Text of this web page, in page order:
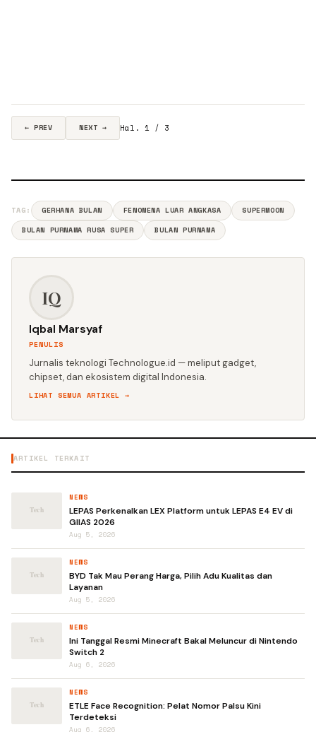
← PREV NEXT → Hal. 1 / 3
TAG: GERHANA BULAN FENOMENA LUAR ANGKASA
SUPERMOON
BULAN PURNAMA RUSA SUPER
BULAN PURNAMA
IQ
Iqbal Marsyaf
PENULIS
Jurnalis teknologi Technologue.id — meliput gadget,
chipset, dan ekosistem digital Indonesia.
LIHAT SEMUA ARTIKEL →
ARTIKEL TERKAIT
NEWS
LEPAS Perkenalkan LEX Platform untuk LEPAS E4 EV di
GIIAS 2026
Aug 5, 2026
NEWS
BYD Tak Mau Perang Harga, Pilih Adu Kualitas dan
Layanan
Aug 5, 2026
NEWS
Ini Tanggal Resmi Minecraft Bakal Meluncur di Nintendo
Switch 2
Aug 6, 2026
NEWS
ETLE Face Recognition: Pelat Nomor Palsu Kini
Terdeteksi
Aug 6, 2026